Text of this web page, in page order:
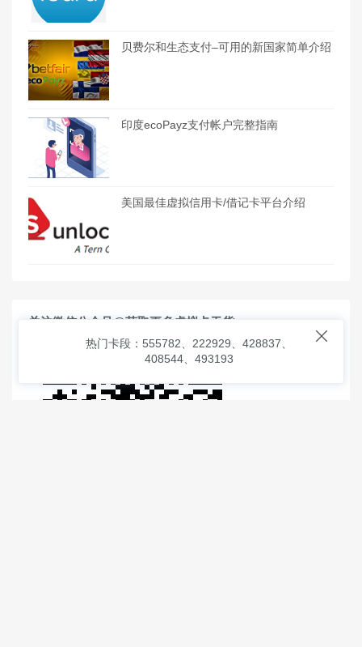
贝费尔和生态支付–可用的新国家简单介绍
印度ecoPayz支付帐户完整指南
美国最佳虚拟信用卡/借记卡平台介绍
关注微信公众号@获取更多虚拟卡干货

热门卡段：555782、222929、428837、
408544、493193